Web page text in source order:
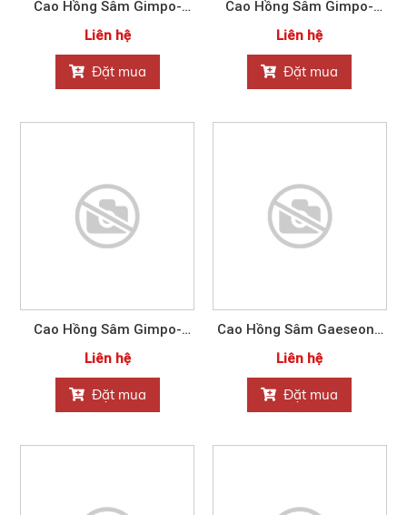
Cao Hồng Sâm Gimpo-
Paju Nonghyup 120g
Liên hệ
Đặt mua
Cao Hồng Sâm Gimpo-
Paju Nonghyup10ml*60
Liên hệ
Đặt mua
Cao Hồng Sâm Gimpo-
Paju Nonghyup10ml*60
Liên hệ
Đặt mua
Cao Hồng Sâm Gaeseong
Nonghyup 10ml x 32
Liên hệ
Đặt mua